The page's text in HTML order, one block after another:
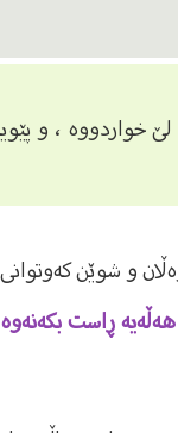
خواردووە ، و
و شوێن
ڕاست بکەنەوە